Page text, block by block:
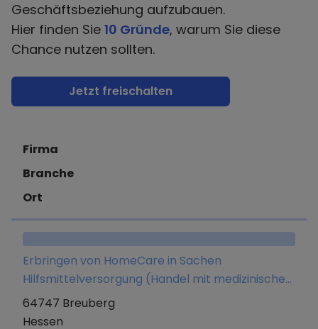
Geschäftsbeziehung aufzubauen.
Hier finden Sie 10 Gründe, warum Sie diese
Chance nutzen sollten.
Jetzt freischalten
Firma
Branche
Ort
Erbringen von HomeCare in Sachen
Hilfsmittelversorgung (Handel mit medizinischen
Produkten, Heil- und Hilfsmittel für die
ambulante und stationäre Pflege sowie
64747 Breuberg
Hessen